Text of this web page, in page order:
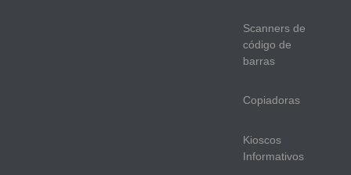
Scanners de
código de
barras
Copiadoras
Kioscos
Informativos